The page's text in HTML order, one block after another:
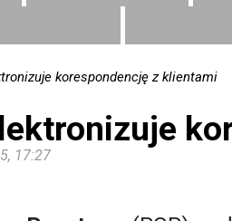
korespondencję z klientami
17:27